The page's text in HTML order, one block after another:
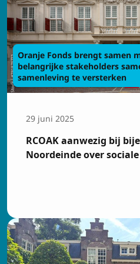
Oranje Fonds brengt samen
belangrijke stakeholders
samenleving te versterken
29 juni 2025
RCOAK aanwezig bij
Noordeinde over